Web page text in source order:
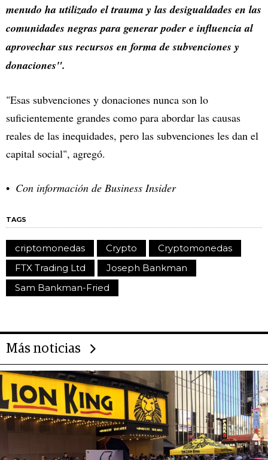
menudo ha utilizado el trauma y las desigualdades en las
comunidades negras para generar poder e influencia al
aprovechar sus recursos en forma de subvenciones y
donaciones".
"Esas subvenciones y donaciones nunca son lo
suficientemente grandes como para abordar las causas
reales de las inequidades, pero las subvenciones les dan el
capital social", agregó.
Con información de Business Insider
TAGS
criptomonedas Crypto
Cryptomonedas
FTX Trading Ltd
Joseph Bankman
Sam Bankman-Fried
Más noticias